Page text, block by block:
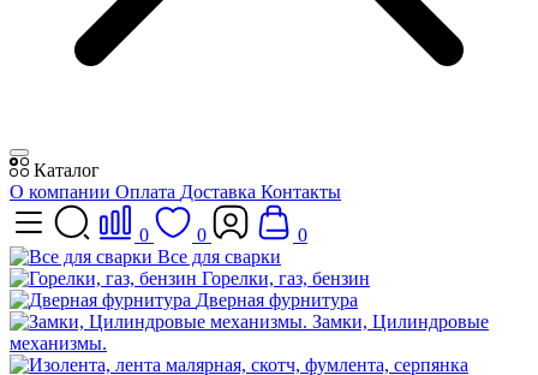
Каталог
О компании Оплата Доставка Контакты
0 0
0
Все для сварки
Горелки, газ, бензин
Дверная фурнитура
Замки, Цилиндровые
механизмы.